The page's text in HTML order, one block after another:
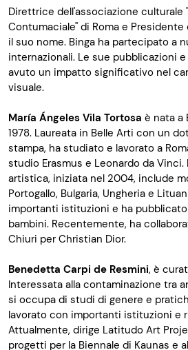
Direttrice dell'associazione culturale
Contumaciale" di Roma e
il suo nome. Binga ha partecipato a
internazionali. Le sue pubblicazioni
avuto un impatto significativo nel
visuale.
María Ángeles Vila Tortosa è nata a
1978. Laureata in Belle Arti con un
stampa, ha studiato e lavorato a
studio Erasmus e Leonardo da Vinci.
artistica, iniziata nel 2004, include
Portogallo, Bulgaria, Ungheria e
importanti istituzioni e ha
bambini. Recentemente, ha
Chiuri per Christian Dior.
Benedetta Carpi de Resmini, è
Interessata alla contaminazione tra
si occupa di studi di genere e
lavorato con importanti istituzioni e
Attualmente, dirige Latitudo Art
progetti per la Biennale di Kaunas e